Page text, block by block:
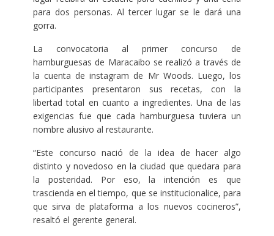
para dos personas. Al tercer lugar se le dará una
gorra.
La convocatoria al primer concurso de
hamburguesas de Maracaibo se realizó a través de
la cuenta de instagram de Mr Woods. Luego, los
participantes presentaron sus recetas, con la
libertad total en cuanto a ingredientes. Una de las
exigencias fue que cada hamburguesa tuviera un
nombre alusivo al restaurante.
“Este concurso nació de la idea de hacer algo
distinto y novedoso en la ciudad que quedara para
la posteridad. Por eso, la intención es que
trascienda en el tiempo, que se institucionalice, para
que sirva de plataforma a los nuevos cocineros”,
resaltó el gerente general.